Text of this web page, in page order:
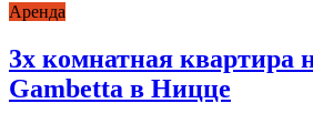
Аренда
3х комнатная квартира
Gambetta в Ницце